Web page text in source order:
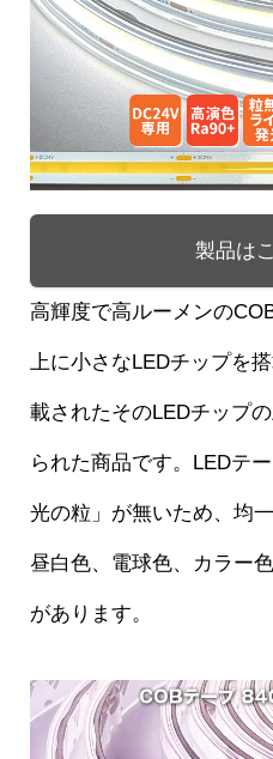
製品は
高輝度で高ルーメンの
上に小さなLEDチップを
載されたそのLEDチップ
られた商品です。LEDテ
光の粒」が無いため、均
昼白色、電球色、カラー
があります。